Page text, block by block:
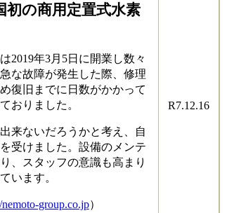
初の商用定置式水素
2019年3月5日に開業し数々
な故障が発生した際、修理
復旧までに日数がかかって
おりました。
来ないだろうかと考え、自
受けました。設備のメンテ
、スタッフの意識も高まり
います。
nemoto-group.co.jp）
R7.12.16